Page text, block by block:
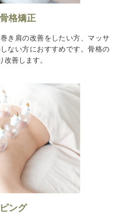
格矯正
き肩の改善をしたい方、マッサ
ない方におすすめです。骨格の
善します。
ング